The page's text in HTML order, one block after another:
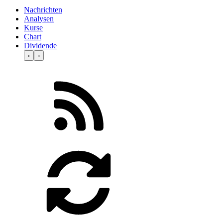
Nachrichten
Analysen
Kurse
Chart
Dividende
‹ ›